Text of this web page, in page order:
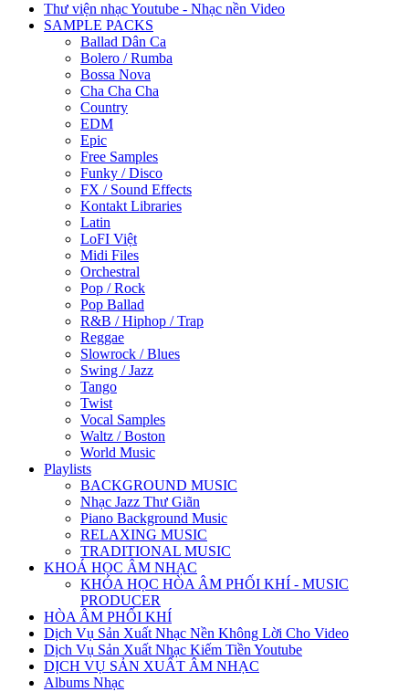
Thư viện nhạc Youtube - Nhạc nền Video
SAMPLE PACKS
Ballad Dân Ca
Bolero / Rumba
Bossa Nova
Cha Cha Cha
Country
EDM
Epic
Free Samples
Funky / Disco
FX / Sound Effects
Kontakt Libraries
Latin
LoFI Việt
Midi Files
Orchestral
Pop / Rock
Pop Ballad
R&B / Hiphop / Trap
Reggae
Slowrock / Blues
Swing / Jazz
Tango
Twist
Vocal Samples
Waltz / Boston
World Music
Playlists
BACKGROUND MUSIC
Nhạc Jazz Thư Giãn
Piano Background Music
RELAXING MUSIC
TRADITIONAL MUSIC
KHOÁ HỌC ÂM NHẠC
KHÓA HỌC HÒA ÂM PHỐI KHÍ - MUSIC
PRODUCER
HÒA ÂM PHỐI KHÍ
Dịch Vụ Sản Xuất Nhạc Nền Không Lời Cho Video
Dịch Vụ Sản Xuất Nhạc Kiếm Tiền Youtube
DỊCH VỤ SẢN XUẤT ÂM NHẠC
Albums Nhạc